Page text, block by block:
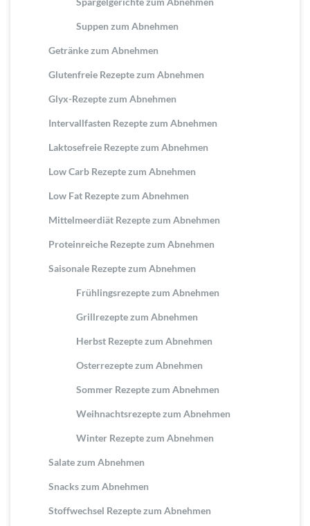
Suppen zum Abnehmen
Getränke zum Abnehmen
Glutenfreie Rezepte zum Abnehmen
Glyx-Rezepte zum Abnehmen
Intervallfasten Rezepte zum Abnehmen
Laktosefreie Rezepte zum Abnehmen
Low Carb Rezepte zum Abnehmen
Low Fat Rezepte zum Abnehmen
Mittelmeerdiät Rezepte zum Abnehmen
Proteinreiche Rezepte zum Abnehmen
Saisonale Rezepte zum Abnehmen
Frühlingsrezepte zum Abnehmen
Grillrezepte zum Abnehmen
Herbst Rezepte zum Abnehmen
Osterrezepte zum Abnehmen
Sommer Rezepte zum Abnehmen
Weihnachtsrezepte zum Abnehmen
Winter Rezepte zum Abnehmen
Salate zum Abnehmen
Snacks zum Abnehmen
Stoffwechsel Rezepte zum Abnehmen